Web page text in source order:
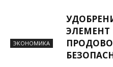
ЭКОНОМИКА
ЭЛЕМЕНТ